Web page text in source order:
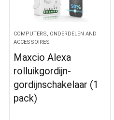
COMPUTERS, ONDERDELEN AND
ACCESSOIRES
Maxcio Alexa
rolluikgordijn-
gordijnschakelaar (1
pack)